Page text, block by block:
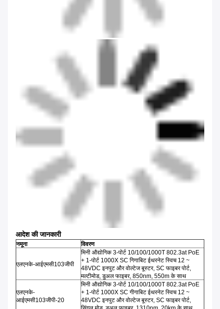
आदेश की जानकारी
नमूना विवरण
एलएनके-आईएमसी103जीपी
मिनी औद्योगिक 3-पोर्ट 10/100/1000T 802.3at PoE
+ 1-पोर्ट 1000X SC गिगाबिट ईथरनेट स्विच 12 ~
48VDC इनपुट और वोल्टेज बूस्टर, SC फाइबर पोर्ट,
मल्टीमोड, डुअल फाइबर, 850nm, 550m के साथ
एलएनके-
आईएमसी103जीपी-20
मिनी औद्योगिक 3-पोर्ट 10/100/1000T 802.3at PoE
+ 1-पोर्ट 1000X SC गीगाबिट ईथरनेट स्विच 12 ~
48VDC इनपुट और वोल्टेज बूस्टर, SC फाइबर पोर्ट,